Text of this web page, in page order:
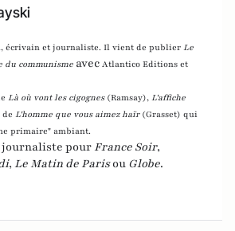
écrivain et journaliste. Il vient de publier Le
du communisme avec Atlantico Editions et
Là où vont les cigognes (Ramsay), L'affiche
L'homme que vous aimez haïr (Grasset) qui
primaire" ambiant.
pour France Soir,
, Le Matin de Parisou Globe.